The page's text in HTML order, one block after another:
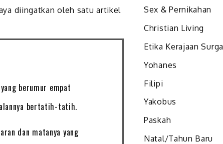
diingatkan oleh satu artikel
berumur empat
bertatih-tatih.
dan matanya yang
Sex & Pernikahan
Christian Living
Etika Kerajaan Surga
Yohanes
Filipi
Yakobus
Paskah
Natal/Tahun Baru